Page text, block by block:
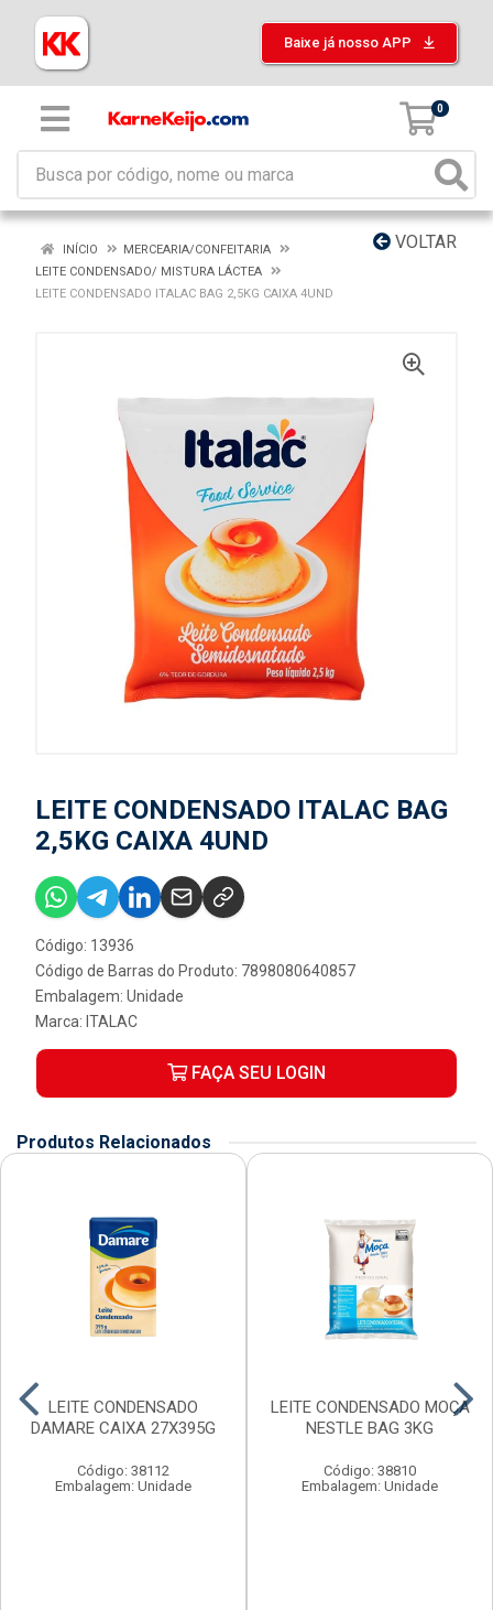
Baixe já nosso APP
0
VOLTAR
INÍCIO
MERCEARIA/CONFEITARIA
LEITE CONDENSADO/ MISTURA LÁCTEA
LEITE CONDENSADO ITALAC BAG 2,5KG CAIXA 4UND
LEITE CONDENSADO ITALAC BAG
2,5KG CAIXA 4UND
Código: 13936
Código de Barras do Produto: 7898080640857
Embalagem: Unidade
Marca: ITALAC
FAÇA SEU LOGIN
Produtos Relacionados
LEITE CONDENSADO
DAMARE CAIXA 27X395G
Código: 38112
Embalagem: Unidade
LEITE CONDENSADO MOÇA
NESTLE BAG 3KG
Código: 38810
Embalagem: Unidade